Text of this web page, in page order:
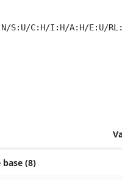
S:U/C:H/I:H/A:H/E:U/
7.5 / Temporal score
(8)